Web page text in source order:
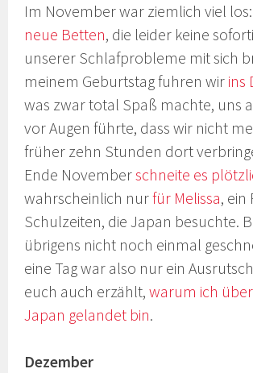
Im November war ziemlich viel
neue Betten, die leider keine
unserer Schlafprobleme mit sich
meinem Geburtstag fuhren wir ins
was zwar total Spaß machte, uns
vor Augen führte, dass wir nicht
früher zehn Stunden dort
Ende Novemberschneite es
wahrscheinlich nurfür Melissa, ein
Schulzeiten, die Japan besuchte.
übrigens nicht noch einmal
eine Tag war also nur ein
euch auch erzählt,warum ich
Japan gelandet bin.
Dezember